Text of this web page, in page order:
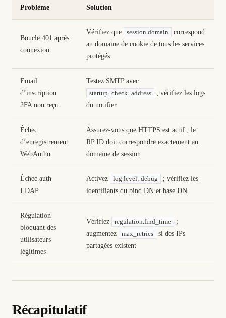
Problème Solution
Boucle 401 après
connexion
Vérifiez que session.domain
correspond
au domaine de cookie de tous les services
protégés
Email
d’inscription
2FA non reçu
Testez SMTP avec
startup_check_address
; vérifiez les logs
du notifier
Échec
d’enregistrement
WebAuthn
Assurez-vous que HTTPS est actif ; le
RP ID doit correspondre exactement au
domaine de session
Échec auth
LDAP
Activez log.level: debug
; vérifiez les
identifiants du bind DN et base DN
Régulation
bloquant des
utilisateurs
légitimes
Vérifiez regulation.find_time
;
augmentez
max_retries
si des IPs
partagées existent
Récapitulatif